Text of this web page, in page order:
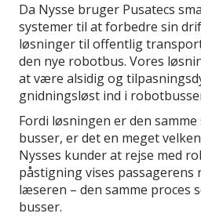
Da Nysse bruger Pusatecs
systemer til at forbedre sin
løsninger til offentlig
den nye robotbus. Vores
at være alsidig og
gnidningsløst ind i
Fordi løsningen er den
busser, er det en meget
Nysses kunder at rejse med
påstigning vises passagerens
læseren – den samme proces
busser.